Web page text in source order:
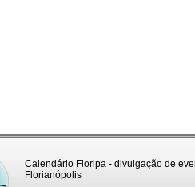
Calendário Floripa - divulgação de
Florianópolis